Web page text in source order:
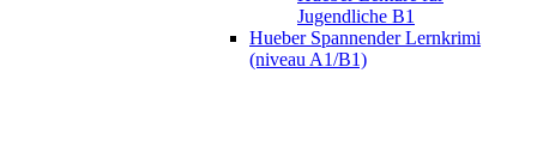
Jugendliche B1
Hueber Spannender Lernkrimi
(niveau A1/B1)